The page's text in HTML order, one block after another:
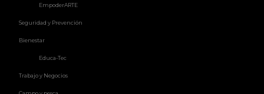
EmpoderARTE
Seguridad y Prevención
Bienestar
Educa-Tec
Trabajo y Negocios